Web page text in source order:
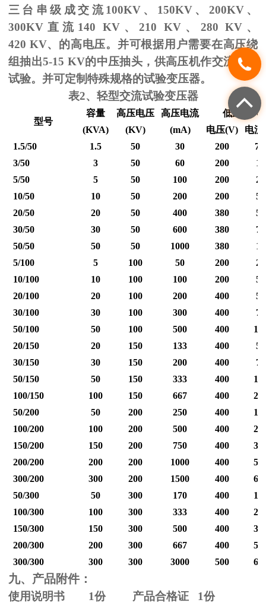
三台串级成交流100KV、 150KV、 200KV、
300KV 直流 140 KV、210 KV 、 280 KV 、
420 KV、的高电压。并可根据用户需要在高压绕
组抽出5-15 KV的中压抽头，供高压机作交流耐压
试验。并可定制特殊规格的试验变压器。
表2、轻型交流试验变压器
型号
容量 高压电压 高压电流
低压输入
(KVA)
(KV) (mA) 电压(V) 电流
1.5/50
1.5 50 30 200
7.5
3/50
3 50 60 200
15
5/50
5 50 100 200
25
10/50
10 50 200 200
50
20/50
20 50 400 380
53
30/50
30 50 600 380
79
50/50
50 50 1000 380
12
5/100
5 100 50 200
25
10/100
10 100 100 200
50
20/100
20 100 200 400
50
30/100
30 100 300 400
75
50/100
50 100 500 400
20/150
20 150 133 400
50
30/150
30 150 200 400
75
50/150
50 150 333 400
100/150
100 150 667 400
50/200
50 200 250 400
100/200
100 200 500 400
150/200
150 200 750 400
200/200
200 200 1000 400
300/200
300 200 1500 400
50/300
50 300 170 400
100/300
100 300 333 400
150/300
150 300 500 400
200/300
200 300 667 400
300/300
300 300 3000 500
九、产品附件：
使用说明书 1份 产品合格证 1份